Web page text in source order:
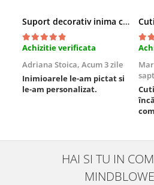
Suport decorativ inima cu mesaje, Cadou cu suflet
Achizitie verificata
Adriana Stoica, Acum 3 zile
Inimioarele le-am pictat si
le-am personalizat.
HAI SI TU IN